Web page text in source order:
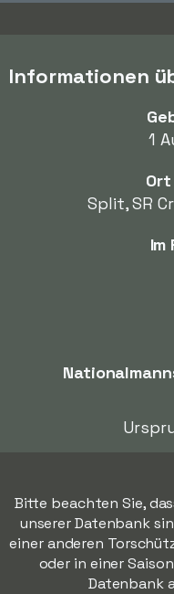
Informationen
1
Split, SR
Im
Bitte beachten Sie,
unserer Datenbank
einer anderen
oder in einer
Datenbank